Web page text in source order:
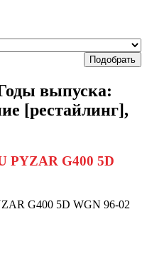
Подобрать
выпуска:
[рестайлинг],
PYZAR G400 5D